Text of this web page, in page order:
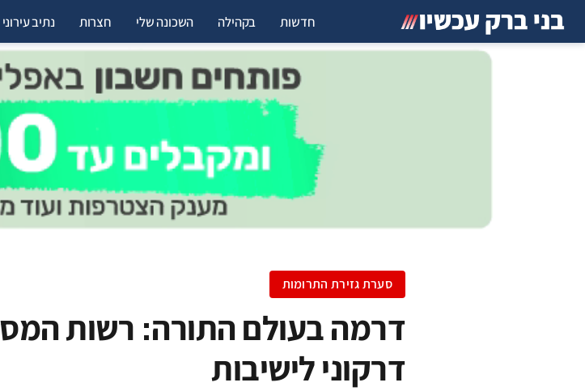
חדשות בקהילה השכונה שלי חצרות נתיב עירוני
סערת גזירת התרומות
דרמה בעולם התורה: רשות
דרקוני לישיבות